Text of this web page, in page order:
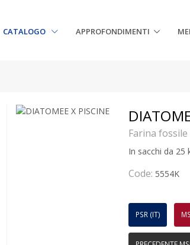
CATALOGO APPROFONDIMENTI
Farina fossile
In sacchi da 25
Code: 5554K
PSR (IT)